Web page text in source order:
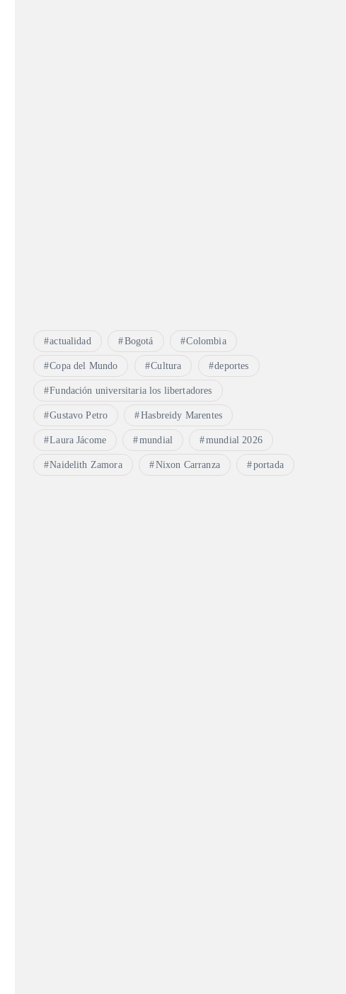
actualidad Bogotá Colombia
Copa del Mundo Cultura deportes
Fundación universitaria los libertadores
Gustavo Petro Hasbreidy Marentes
Laura Jácome mundial mundial 2026
Naidelith Zamora Nixon Carranza portada